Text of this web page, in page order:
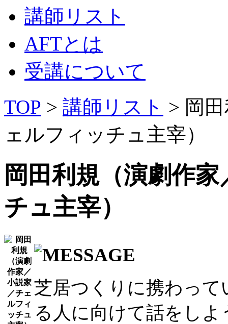
講師リスト
AFTとは
受講について
TOP > 講師リスト > 岡
ェルフィッチュ主宰）
岡田利規（演劇作
チュ主宰）
芝居つくりに携わっ
る人に向けて話をし